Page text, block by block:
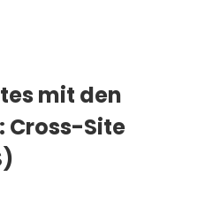
mit den
Cross-Site